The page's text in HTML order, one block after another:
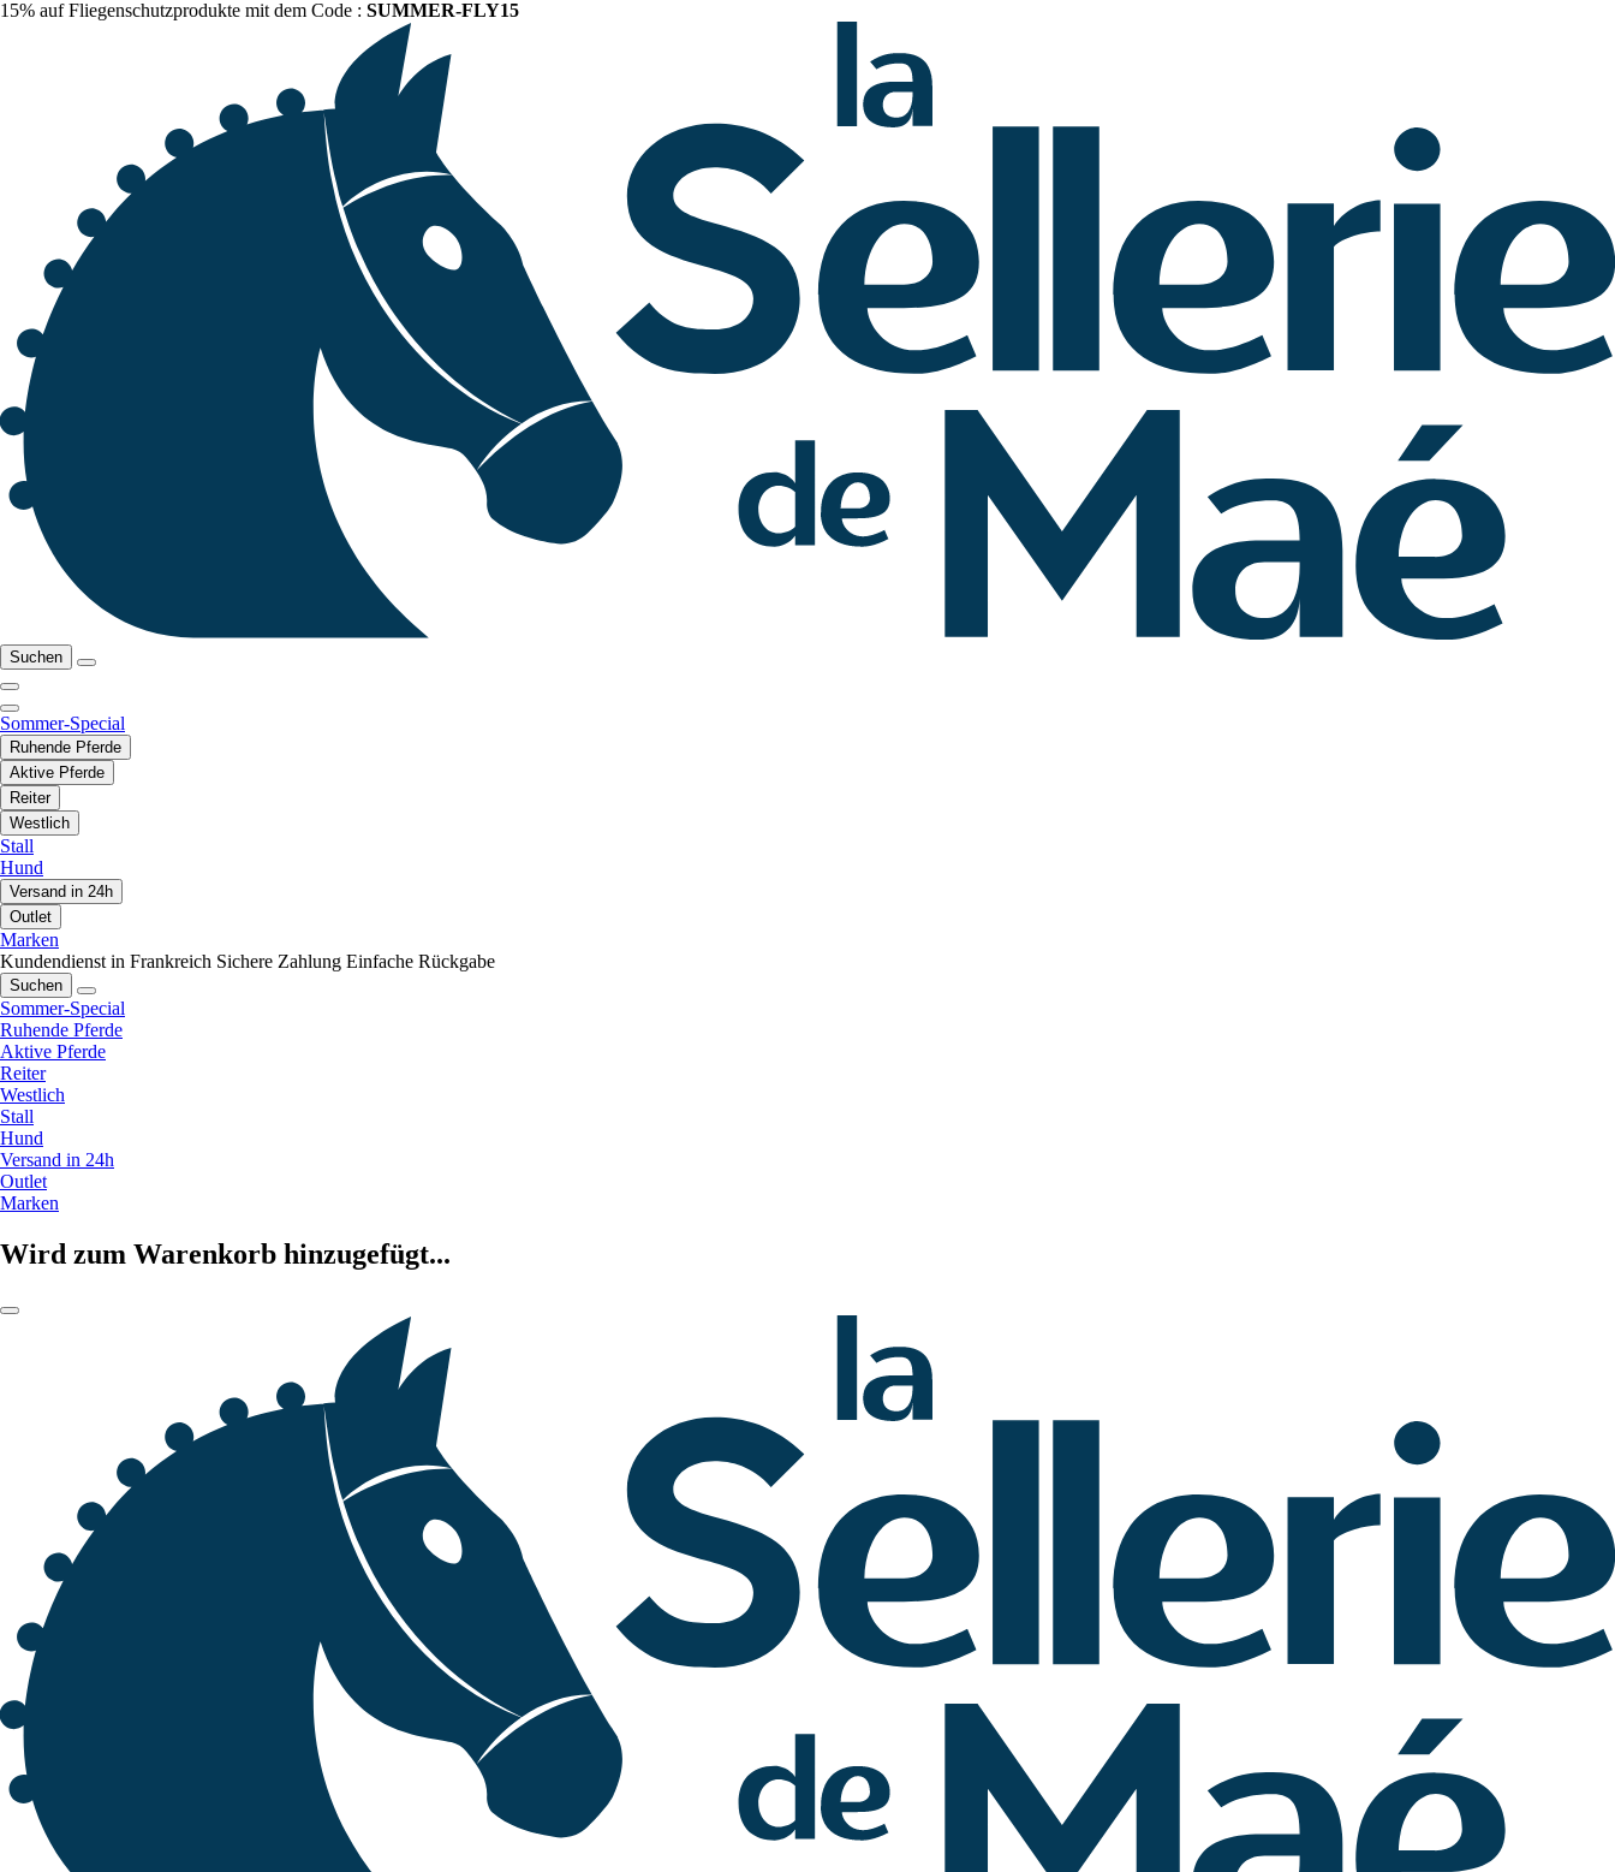
15% auf Fliegenschutzprodukte mit dem Code : SUMMER-FLY15
Suchen
Sommer-Special
Ruhende Pferde
Aktive Pferde
Reiter
Westlich
Stall
Hund
Versand in 24h
Outlet
Marken
Kundendienst in Frankreich Sichere Zahlung Einfache Rückgabe
Suchen
Sommer-Special
Ruhende Pferde
Aktive Pferde
Reiter
Westlich
Stall
Hund
Versand in 24h
Outlet
Marken
Wird zum Warenkorb hinzugefügt...